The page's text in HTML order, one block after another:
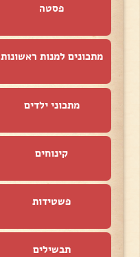
פסטה
מתכונים למנות ראשונות
מתכוני ילדים
קינוחים
פשטידות
תבשילים